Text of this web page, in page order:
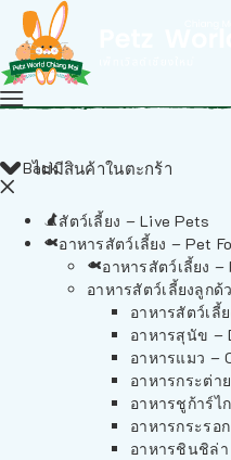
ไม่มีสินค้าในตะกร้า
Back
สัตว์เลี้ยง – Live Pets
อาหารสัตว์เลี้ยง – Pet
อาหารสัตว์เลี้ยง –
อาหารสัตว์เลี้ยงลูกด้
อาหารสัตว์เลี้
อาหารสุนัข –
อาหารแมว –
อาหารกระต่า
อาหารชูก้าร์ไ
อาหารกระรอ
อาหารชินชิล่